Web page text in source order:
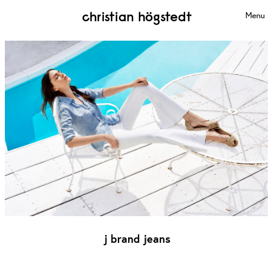
Menu
christian högstedt
j brand jeans